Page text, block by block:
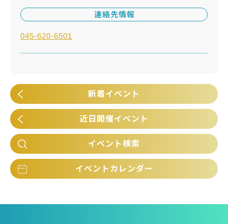
連絡先情報
045-620-6501
新着イベント
近日開催イベント
イベント検索
イベントカレンダー